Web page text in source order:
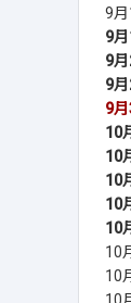
9
9
9
9
9
10
10
10
10
10
10
10